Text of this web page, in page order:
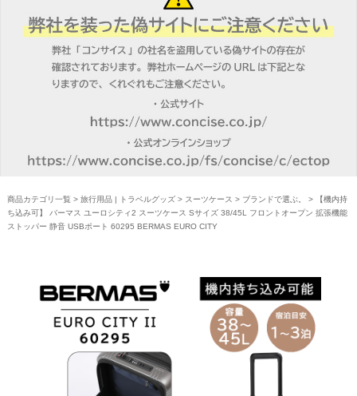
商品カテゴリ一覧 > 旅行用品 | トラベルグッズ> スーツケース > ブランドで選ぶ。
> 【機内持
ち込み可】 バーマス ユーロシティ2 スーツケース Sサイズ 38/45L フロントオープン 拡張機能
ストッパー 静音 USBポート 60295 BERMAS EURO CITY